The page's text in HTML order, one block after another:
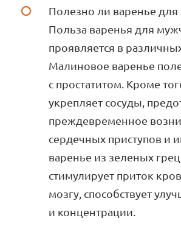
Полезно ли варенье для
Польза варенья для
проявляется в
Малиновое варенье
с простатитом. Кроме
укрепляет сосуды,
преждевременное
сердечных приступов и
варенье из зеленых
стимулирует приток
мозгу, способствует
и концентрации.